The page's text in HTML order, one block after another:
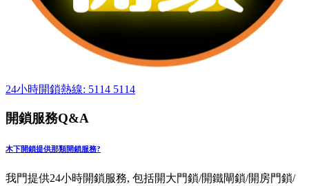
24小時開鎖熱線: 5114 5114
開鎖服務Q&A
木下開鎖提供那類開鎖服務?
我門提供24小時開鎖服務, 包括開大門鎖/開鐵閘鎖/開房門鎖/